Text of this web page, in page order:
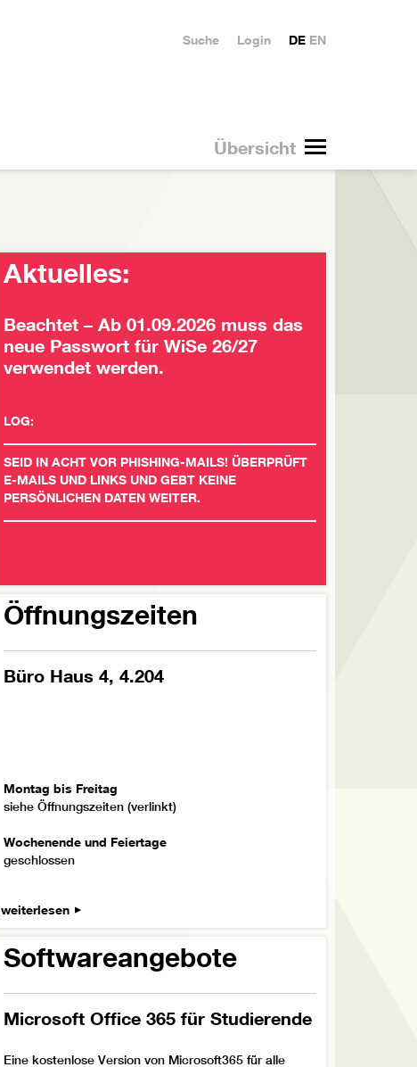
Übersicht
DE EN
Login
Suche
Aktuelles:
Beachtet – Ab 01.09.2026 muss das
neue Passwort für WiSe 26/27
verwendet werden.
LOG:
SEID IN ACHT VOR PHISHING-MAILS! ÜBERPRÜFT
E-MAILS UND LINKS UND GEBT KEINE
PERSÖNLICHEN DATEN WEITER.
Öffnungszeiten
Büro Haus 4, 4.204
Montag bis Freitag
siehe Öffnungszeiten (verlinkt)
Wochenende und Feiertage
geschlossen
weiterlesen
Softwareangebote
Microsoft Office 365 für Studierende
Eine kostenlose Version von Microsoft365 für alle